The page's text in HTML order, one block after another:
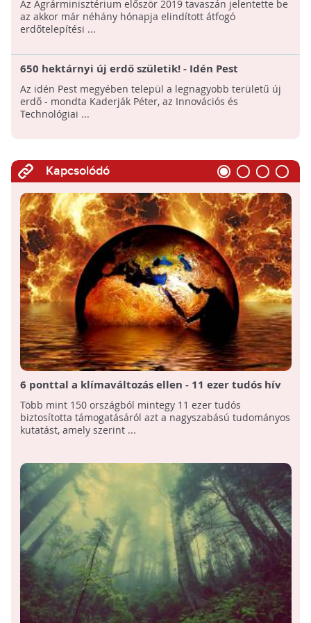
Az Agrárminisztérium először 2019 tavaszán jelentette be
az akkor már néhány hónapja elindított átfogó
erdőtelepítési ...
650 hektárnyi új erdő születik! - Idén Pest
megyében telepítik a legnagyobb erdőt!
Az idén Pest megyében települ a legnagyobb területű új
erdő - mondta Kaderják Péter, az Innovációs és
Technológiai ...
Kapcsolódó
6 ponttal a klímaváltozás ellen - 11 ezer tudós hív
azonnali cselekvésre
Több mint 150 országból mintegy 11 ezer tudós
biztosította támogatásáról azt a nagyszabású tudományos
kutatást, amely szerint ...